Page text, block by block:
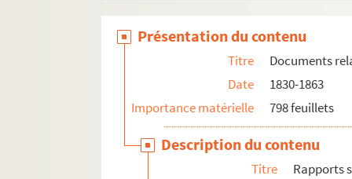
Documents relatifs aux
Annales de la
Correspondance de la Société libre des
Présentation du contenu
Titre
Documents
Date
1830-1863
Importance matérielle
798 feuillets
Description du contenu
Titre
Rapports